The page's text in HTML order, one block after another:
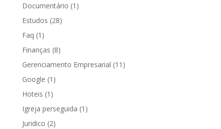
Documentário (1)
Estudos (28)
Faq (1)
Finanças (8)
Gerenciamento Empresarial (11)
Google (1)
Hoteis (1)
Igreja perseguida (1)
Juridico (2)